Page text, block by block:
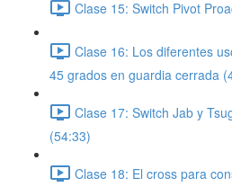
Clase 15: Switch Pivot
Clase 16: Los diferentes
45 grados en guardia cerrada
Clase 17: Switch Jab y
(54:33)
Clase 18: El cross para